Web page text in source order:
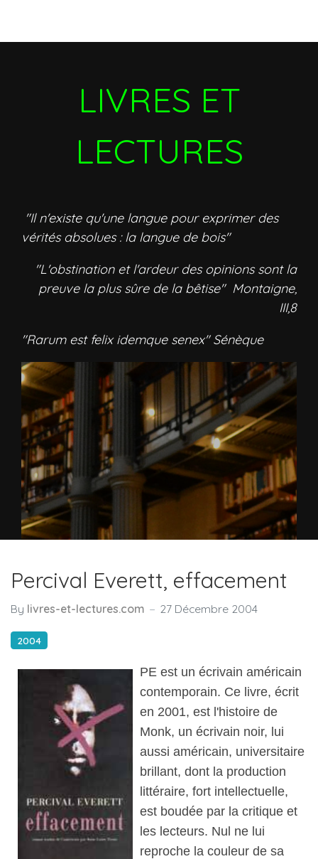
LIVRES ET
LECTURES
"Il n'existe qu'une langue pour exprimer des
vérités absolues : la langue de bois"
"L'obstination et l'ardeur des opinions sont la
preuve la plus sûre de la bêtise" Montaigne,
III,8
"Rarum est felix idemque senex" Sénèque
Percival Everett, effacement
By livres-et-lectures.com 27 Décembre 2004
2004
PE est un écrivain américain
contemporain. Ce livre, écrit
en 2001, est l'histoire de
Monk, un écrivain noir, lui
aussi américain, universitaire
brillant, dont la production
littéraire, fort intellectuelle,
est boudée par la critique et
les lecteurs. Nul ne lui
reproche la couleur de sa